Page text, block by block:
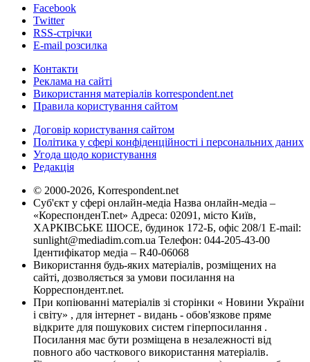
Facebook
Twitter
RSS-стрічки
E-mail розсилка
Контакти
Реклама на сайті
Використання матеріалів korrespondent.net
Правила користування сайтом
Договір користування сайтом
Політика у сфері конфіденційності і персональних даних
Угода щодо користування
Редакція
© 2000-2026, Korrespondent.net
Суб'єкт у сфері онлайн-медіа Назва онлайн-медіа –
«КореспонденТ.net» Адреса: 02091, місто Київ,
ХАРКІВСЬКЕ ШОСЕ, будинок 172-Б, офіс 208/1 E-mail:
sunlight@mediadim.com.ua Телефон: 044-205-43-00
Ідентифікатор медіа – R40-06068
Використання будь-яких матеріалів, розміщених на
сайті, дозволяється за умови посилання на
Корреспондент.net.
При копіюванні матеріалів зі сторінки « Новини України
і світу» , для інтернет - видань - обов'язкове пряме
відкрите для пошукових систем гіперпосилання .
Посилання має бути розміщена в незалежності від
повного або часткового використання матеріалів.